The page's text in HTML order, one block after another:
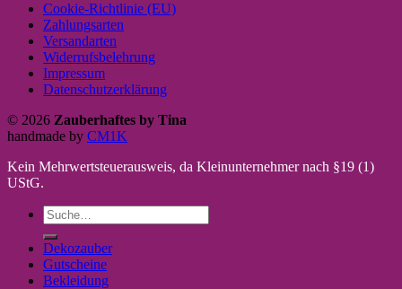
Cookie-Richtlinie (EU)
Zahlungsarten
Versandarten
Widerrufsbelehrung
Impressum
Datenschutzerklärung
© 2026 Zauberhaftes by Tina
handmade by CM1K
Kein Mehrwertsteuerausweis, da Kleinunternehmer nach §19 (1)
UStG.
Suche
nach:
Dekozauber
Gutscheine
Bekleidung